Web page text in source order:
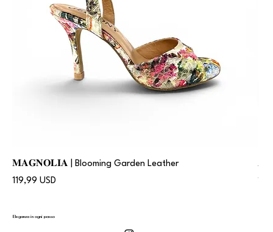
𝐌𝐀𝐆𝐍𝐎𝐋𝐈𝐀 | Blooming Garden Leather
Prezzo
119,99 USD
Eleganza in ogni passo